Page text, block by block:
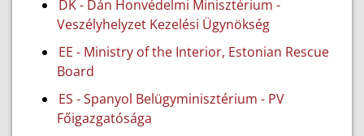
DK - Dán Honvédelmi Minisztérium -
Veszélyhelyzet Kezelési Ügynökség
EE - Ministry of the Interior, Estonian Rescue
Board
ES - Spanyol Belügyminisztérium - PV
Főigazgatósága